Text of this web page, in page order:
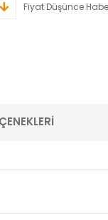
Fiyat Düşünce